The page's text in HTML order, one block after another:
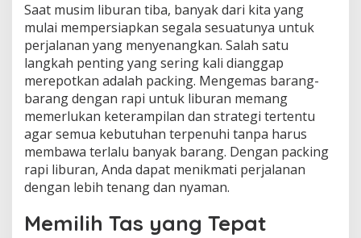
Saat musim liburan tiba, banyak dari kita yang
mulai mempersiapkan segala sesuatunya untuk
perjalanan yang menyenangkan. Salah satu
langkah penting yang sering kali dianggap
merepotkan adalah packing. Mengemas barang-
barang dengan rapi untuk liburan memang
memerlukan keterampilan dan strategi tertentu
agar semua kebutuhan terpenuhi tanpa harus
membawa terlalu banyak barang. Dengan packing
rapi liburan, Anda dapat menikmati perjalanan
dengan lebih tenang dan nyaman.
Memilih Tas yang Tepat